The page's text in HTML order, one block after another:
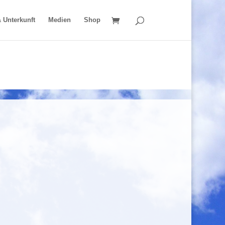
Unterkunft Medien Shop